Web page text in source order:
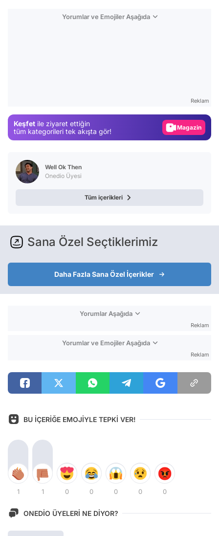
Yorumlar ve Emojiler Aşağıda
Reklam
Keşfet ile ziyaret ettiğin
tüm kategorileri tek akışta gör!
Gündem
Magazin
Video
Well Ok Then
Onedio Üyesi
Tüm içerikleri
Sana Özel Seçtiklerimiz
Daha Fazla Sana Özel İçerikler
Yorumlar Aşağıda
Reklam
Yorumlar ve Emojiler Aşağıda
Reklam
BU İÇERİĞE EMOJİYLE TEPKİ VER!
1 1 0 0 0 0 0
ONEDİO ÜYELERİ NE DİYOR?